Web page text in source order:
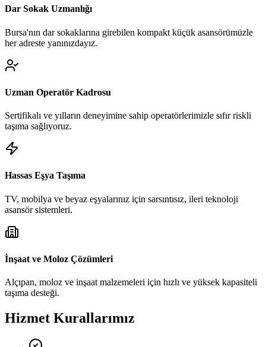
Dar Sokak Uzmanlığı
Bursa'nın dar sokaklarına girebilen kompakt küçük asansörümüzle
her adreste yanınızdayız.
Uzman Operatör Kadrosu
Sertifikalı ve yılların deneyimine sahip operatörlerimizle sıfır riskli
taşıma sağlıyoruz.
Hassas Eşya Taşıma
TV, mobilya ve beyaz eşyalarınız için sarsıntısız, ileri teknoloji
asansör sistemleri.
İnşaat ve Moloz Çözümleri
Alçıpan, moloz ve inşaat malzemeleri için hızlı ve yüksek kapasiteli
taşıma desteği.
Hizmet Kurallarımız